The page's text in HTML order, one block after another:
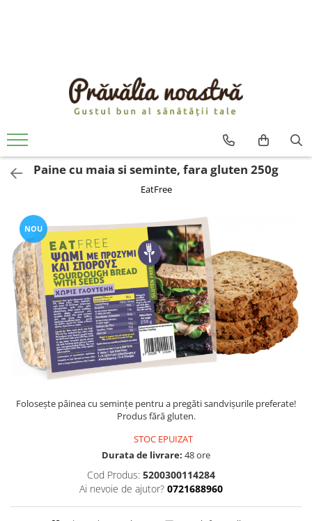
ULEIURI ȘI UNTURI
MĂSLINE
NUCI ȘI SEMINȚE
FRUCTE DESHIDRATATE
ÎNDULCITORI NATURALI / MIERE
OȚETURI ȘI SOSURI
SOSURI
FĂINĂ FĂRĂ GLUTEN
BĂUTURI / LAPTE VEGETAL
OREZ ȘI CEREALE
PASTE
CREME ȘI PASTE TARTINABILE
CONDIMENTE
CEAIURI GRECEȘTI
HEALTHY SNACKS
PRODUSE ECO / ORGANICE
PRODUSE ROMÂNEȘTI
Paine cu maia si seminte, fara gluten 250g
EatFree
NOU
Folosește pâinea cu semințe pentru a pregăti sandvișurile preferate!
Produs fără gluten.
STOC EPUIZAT
Durata de livrare: 48 ore
Cod Produs: 5200300114284
Ai nevoie de ajutor? 0721688960